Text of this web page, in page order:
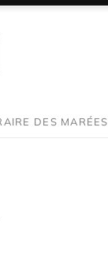
DES MARÉES